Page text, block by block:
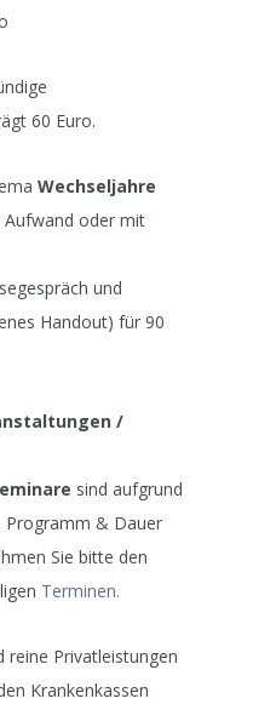
60 Euro.
Wechseljahre
Aufwand oder mit
und
Handout) für 90
/
sind aufgrund
Programm & Dauer
Sie bitte den
Terminen.
reine Privatleistungen
Krankenkassen